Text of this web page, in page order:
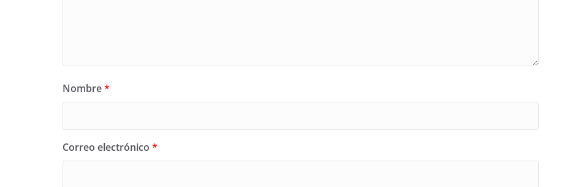
Nombre*
Correo electrónico *